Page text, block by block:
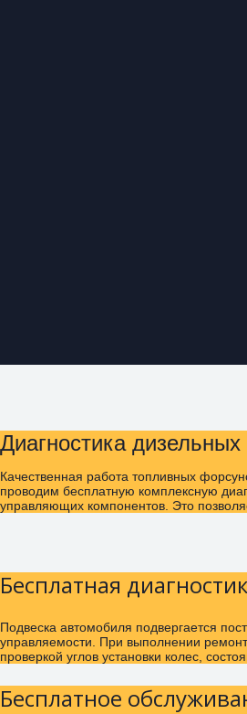
Диагностика
Качественная работа топливных
проводим бесплатную комплексную
управляющих компонентов. Это
Бесплатная
Подвеска автомобиля подвергается
управляемости. При выполнении
проверкой углов установки колес,
Бесплатное